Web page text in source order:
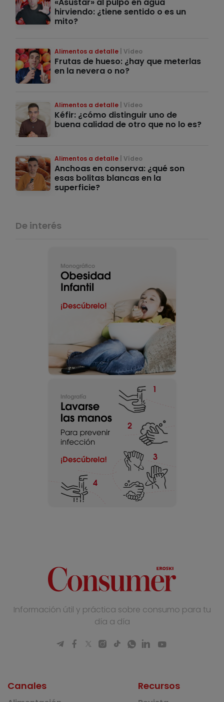
«Asustar» al pulpo en agua
hirviendo: ¿tiene sentido o es un
mito?
Alimentos a detalle Vídeo
Frutas de hueso: ¿hay que meterlas
en la nevera o no?
Alimentos a detalle Vídeo
Kéfir: ¿cómo distinguir uno de
buena calidad de otro que no lo es?
Alimentos a detalle Vídeo
Anchoas en conserva: ¿qué son
esas bolitas blancas en la
superficie?
De interés
Información útil y práctica sobre consumo para tu
día a día
Canales Recursos